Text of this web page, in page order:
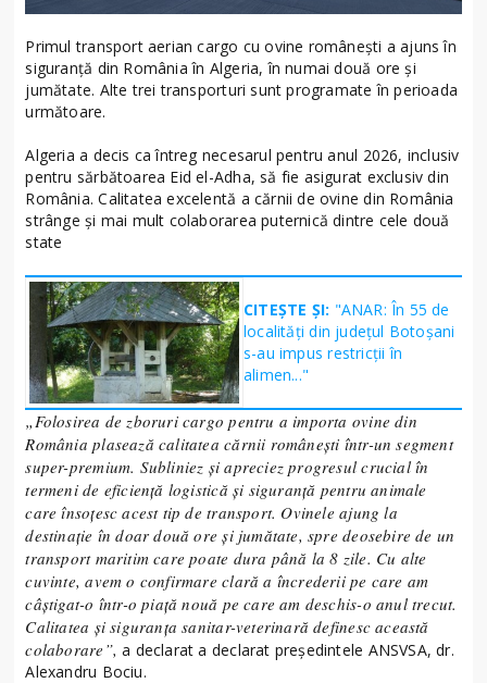
Primul transport aerian cargo cu ovine românești a ajuns în
siguranță din România în Algeria, în numai două ore și
jumătate. Alte trei transporturi sunt programate în perioada
următoare.
Algeria a decis ca întreg necesarul pentru anul 2026, inclusiv
pentru sărbătoarea Eid el-Adha, să fie asigurat exclusiv din
România. Calitatea excelentă a cărnii de ovine din România
strânge și mai mult colaborarea puternică dintre cele două
state
CITEȘTE ȘI: "ANAR: În 55 de
localități din județul Botoșani
s-au impus restricții în
alimen..."
„Folosirea de zboruri cargo pentru a importa ovine din
România plasează calitatea cărnii românești într-un segment
super-premium. Subliniez și apreciez progresul crucial în
termeni de eficiență logistică și siguranță pentru animale
care însoțesc acest tip de transport. Ovinele ajung la
destinație în doar două ore și jumătate, spre deosebire de un
transport maritim care poate dura până la 8 zile. Cu alte
cuvinte, avem o confirmare clară a încrederii pe care am
câștigat-o într-o piață nouă pe care am deschis-o anul trecut.
Calitatea și siguranța sanitar-veterinară definesc această
colaborare”, a declarat a declarat președintele ANSVSA, dr.
Alexandru Bociu.